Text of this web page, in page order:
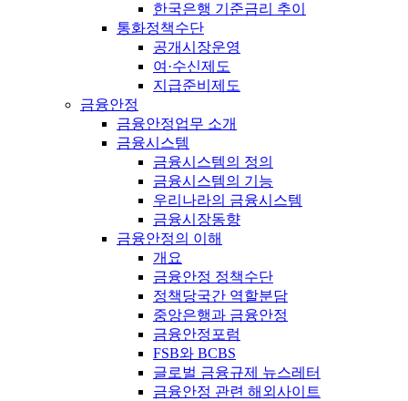
한국은행 기준금리 추이
통화정책수단
공개시장운영
여·수신제도
지급준비제도
금융안정
금융안정업무 소개
금융시스템
금융시스템의 정의
금융시스템의 기능
우리나라의 금융시스템
금융시장동향
금융안정의 이해
개요
금융안정 정책수단
정책당국간 역할분담
중앙은행과 금융안정
금융안정포럼
FSB와 BCBS
글로벌 금융규제 뉴스레터
금융안정 관련 해외사이트